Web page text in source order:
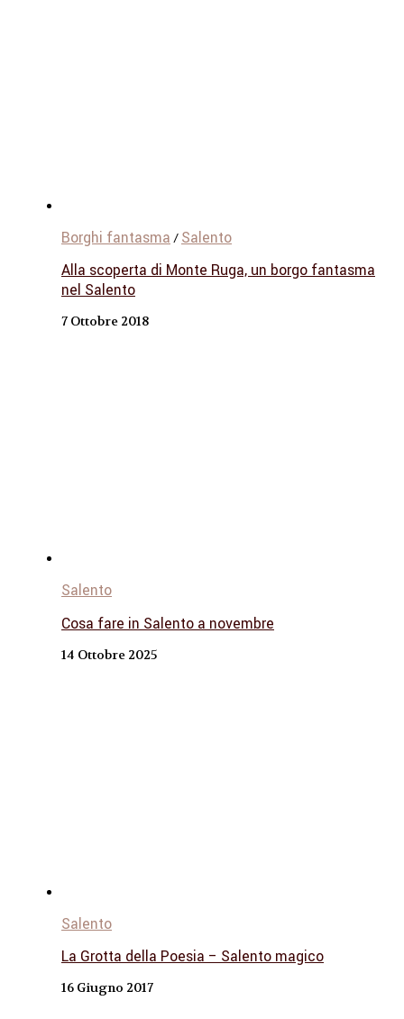
Borghi fantasma / Salento
Alla scoperta di Monte Ruga, un borgo fantasma
nel Salento
7 Ottobre 2018
Salento
Cosa fare in Salento a novembre
14 Ottobre 2025
Salento
La Grotta della Poesia – Salento magico
16 Giugno 2017